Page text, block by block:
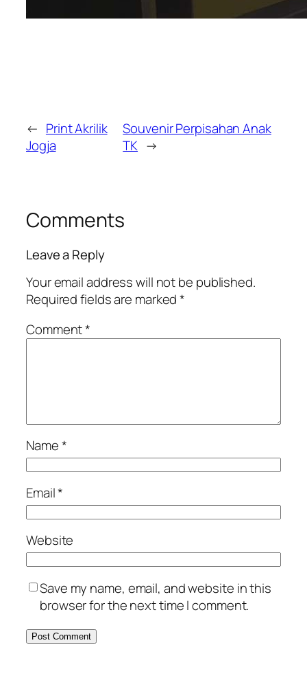
← Print Akrilik
Jogja
Souvenir Perpisahan Anak
TK →
Comments
Leave a Reply
Your email address will not be published.
Required fields are marked*
Comment*
Name*
Email*
Website
Save my name, email, and website in this
browser for the next time I comment.